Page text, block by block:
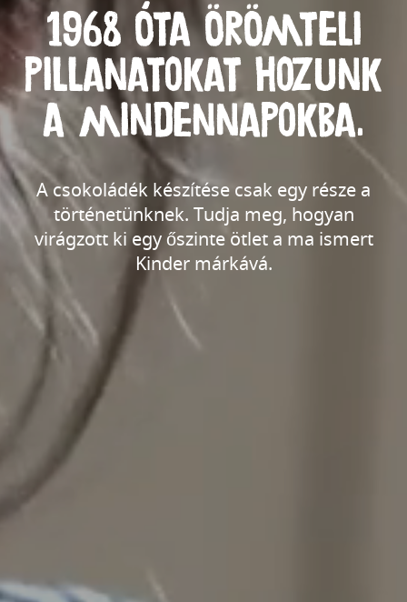
1968 óta örömteli
pillanatokat hozunk
a mindennapokba.
A csokoládék készítése csak egy része a
történetünknek. Tudja meg, hogyan
virágzott ki egy őszinte ötlet a ma ismert
Kinder márkává.